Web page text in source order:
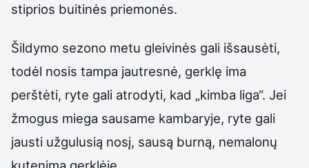
stiprios buitinės priemonės.
Šildymo sezono metu gleivinės gali išsausėti,
todėl nosis tampa jautresnė, gerklę ima
perštėti, ryte gali atrodyti, kad „kimba liga“. Jei
žmogus miega sausame kambaryje, ryte gali
jausti užgulusią nosį, sausą burną, nemalonų